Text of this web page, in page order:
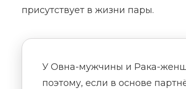
присутствует в жизни пары.
У Овна-мужчины и Рака-
поэтому, если в основе